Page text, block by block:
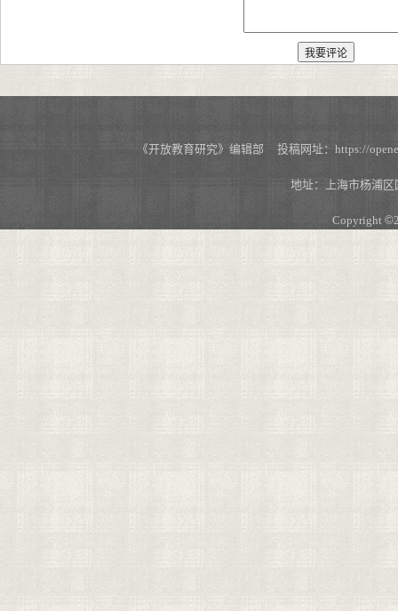
《开放教育研究》编辑部 投稿网址：https://
地址：上海市杨浦
Copyright ©